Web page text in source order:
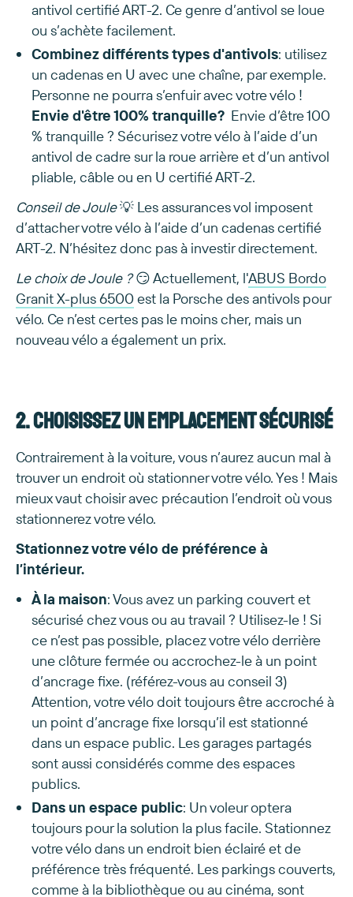
antivol certifié ART-2. Ce genre d’antivol se loue
ou s’achète facilement.
Combinez différents types d'antivols: utilisez
un cadenas en U avec une chaîne, par exemple.
Personne ne pourra s’enfuir avec votre vélo !
Envie d'être 100% tranquille? Envie d’être 100
% tranquille ? Sécurisez votre vélo à l’aide d’un
antivol de cadre sur la roue arrière et d’un antivol
pliable, câble ou en U certifié ART-2.
Conseil de Joule💡 Les assurances vol imposent
d’attacher votre vélo à l’aide d’un cadenas certifié
ART-2. N’hésitez donc pas à investir directement.
Le choix de Joule ?😏 Actuellement, l'ABUS Bordo
Granit X-plus 6500est la Porsche des antivols pour
vélo. Ce n’est certes pas le moins cher, mais un
nouveau vélo a également un prix.
2. Choisissez un emplacement sécurisé
Contrairement à la voiture, vous n’aurez aucun mal à
trouver un endroit où stationner votre vélo. Yes ! Mais
mieux vaut choisir avec précaution l’endroit où vous
stationnerez votre vélo.
Stationnez votre vélo de préférence à
l’intérieur.
À la maison: Vous avez un parking couvert et
sécurisé chez vous ou au travail ? Utilisez-le ! Si
ce n’est pas possible, placez votre vélo derrière
une clôture fermée ou accrochez-le à un point
d’ancrage fixe. (référez-vous au conseil 3)
Attention, votre vélo doit toujours être accroché à
un point d’ancrage fixe lorsqu’il est stationné
dans un espace public. Les garages partagés
sont aussi considérés comme des espaces
publics.
Dans un espace public: Un voleur optera
toujours pour la solution la plus facile. Stationnez
votre vélo dans un endroit bien éclairé et de
préférence très fréquenté. Les parkings couverts,
comme à la bibliothèque ou au cinéma, sont